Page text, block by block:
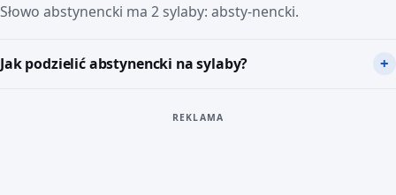
Słowo abstynencki ma 2 sylaby: absty-nencki.
Jak podzielić abstynencki na sylaby?
REKLAMA